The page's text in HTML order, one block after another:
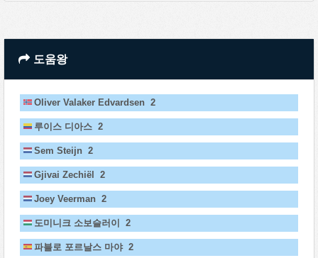
도움왕
Oliver Valaker Edvardsen 2
루이스 디아스 2
Sem Steijn 2
Gjivai Zechiël 2
Joey Veerman 2
도미니크 소보슬러이 2
파블로 포르날스 마야 2